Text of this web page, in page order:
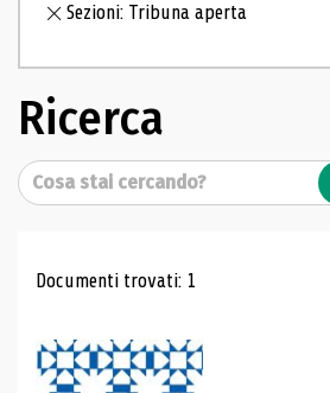
Sezioni: Tribuna aperta
Ricerca
Cerca
Risultati di
Documenti trovati: 1